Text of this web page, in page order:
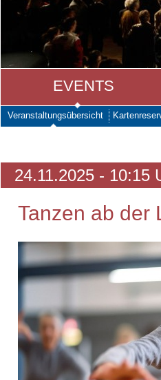
EVENTS
Veranstaltungsübersicht
24.11.2025 - 10:15
Tanzen ab der